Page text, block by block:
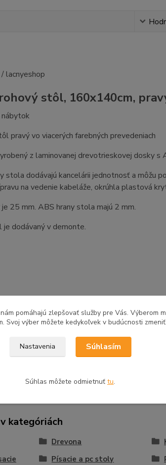
stôl, 160x140cm,
pravý vo viacerých farebných prevedeniach
z laminovanej drevotrieskovej dosky s
stola dodávajú kancelárii jednotnosť a môžu
na vedenie kabeláže, okrúhla plastová
25 mm. ABS hrany stola majú 2 mm.
je dodávaný v demonte.
kategóriách
Drevona
Písacie a pc stoly
pomáhajú zlepšovať služby pre Vás. Výberom
Svoj výber môžete kedykoľvek v budúcnosti
Nastavenia Súhlasím
Súhlas môžete odmietnuť tu.